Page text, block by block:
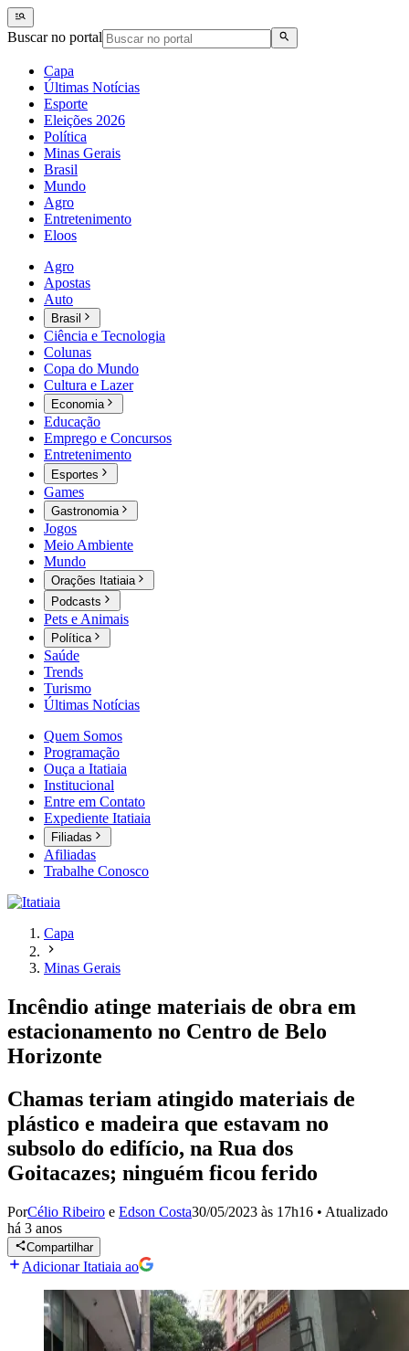
Buscar no portal
Capa
Últimas Notícias
Esporte
Eleições 2026
Política
Minas Gerais
Brasil
Mundo
Agro
Entretenimento
Eloos
Agro
Apostas
Auto
Brasil
Ciência e Tecnologia
Colunas
Copa do Mundo
Cultura e Lazer
Economia
Educação
Emprego e Concursos
Entretenimento
Esportes
Games
Gastronomia
Jogos
Meio Ambiente
Mundo
Orações Itatiaia
Podcasts
Pets e Animais
Política
Saúde
Trends
Turismo
Últimas Notícias
Quem Somos
Programação
Ouça a Itatiaia
Institucional
Entre em Contato
Expediente Itatiaia
Filiadas
Afiliadas
Trabalhe Conosco
Capa
Minas Gerais
Incêndio atinge materiais de obra em
estacionamento no Centro de Belo
Horizonte
Chamas teriam atingido materiais de
plástico e madeira que estavam no
subsolo do edifício, na Rua dos
Goitacazes; ninguém ficou ferido
PorCélio Ribeiro e Edson Costa30/05/2023 às 17h16 • Atualizado
há 3 anos
Compartilhar
Adicionar Itatiaia ao